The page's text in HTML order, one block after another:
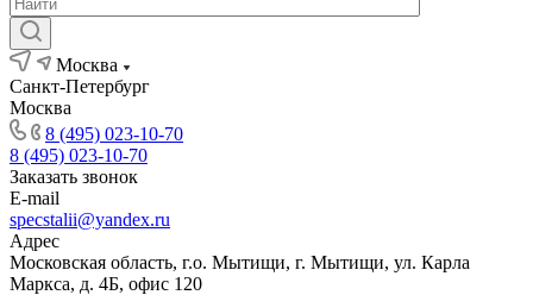
Москва
Санкт-Петербург
Москва
8 (495) 023-10-70
8 (495) 023-10-70
Заказать звонок
E-mail
specstalii@yandex.ru
Адрес
Московская область, г.о. Мытищи, г. Мытищи, ул. Карла
Маркса, д. 4Б, офис 120